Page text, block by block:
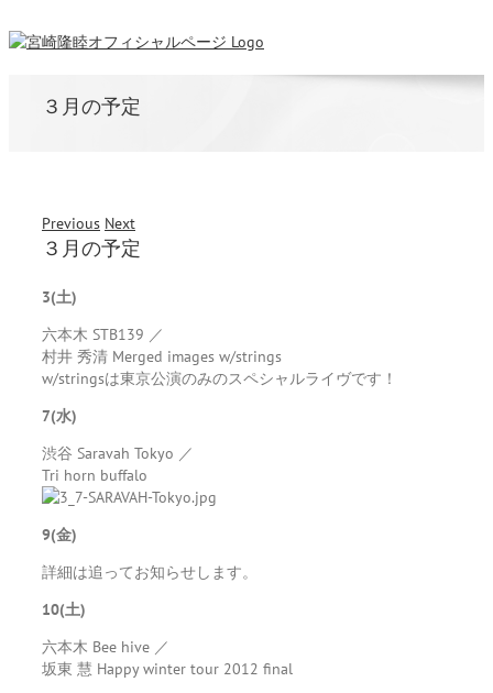
３月の予定
Previous Next
３月の予定
3(土)
六本木 STB139 ／
村井 秀清 Merged images w/strings
w/stringsは東京公演のみのスペシャルライヴです！
7(水)
渋谷 Saravah Tokyo ／
Tri horn buffalo
9(金)
詳細は追ってお知らせします。
10(土)
六本木 Bee hive ／
坂東 慧 Happy winter tour 2012 final